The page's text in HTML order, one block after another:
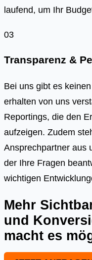
laufend, um Ihr
03
Transparenz &
Bei uns gibt es
erhalten von uns
Reportings, die den
aufzeigen. Zudem
Ansprechpartner aus
der Ihre Fragen
wichtigen
Mehr
und
macht es